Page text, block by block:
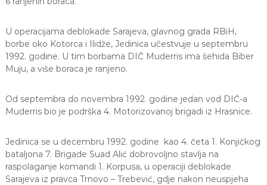
U operacijama deblokade Sarajeva, glavnog grada RBiH,
borbe oko Kotorca i Ilidže, Jedinica učestvuje u septembru
1992. godine. U tim borbama DIČ Muderris ima šehida Biber
Muju, a više boraca je ranjeno.
Od septembra do novembra 1992. godine jedan vod DIČ-a
Muderris bio je podrška 4. Motorizovanoj brigadi iz Hrasnice.
Jedinica se u decembru 1992. godine kao 4. četa 1. Konjičkog
bataljona 7. Brigade Suad Alić dobrovoljno stavlja na
raspolaganje komandi 1. Korpusa, u operaciji deblokade
Sarajeva iz pravca Trnovo – Trebević, gdje nakon neuspjeha